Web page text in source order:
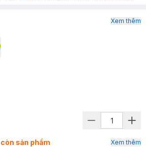
Xem thêm
còn sản phẩm Xem thêm